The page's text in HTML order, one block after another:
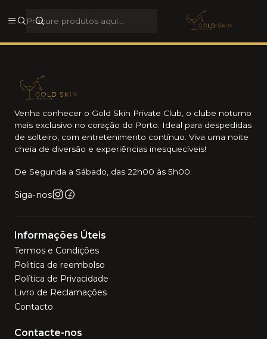
Rua Galerias de Paris, 44, 4050-284, Porto, Porto, Portugal
Venha conhecer o Gold Skin Private Club, o clube noturno
mais exclusivo no coração do Porto. Ideal para despedidas
de solteiro, com entretenimento contínuo. Viva uma noite
cheia de diversão e experiências inesquecíveis!
De Segunda a Sábado, das 22h00 às 5h00.
Siga-nos
Informações Úteis
Termos e Condições
Politica de reembolso
Política de Privacidade
Livro de Reclamações
Contacto
Contacte-nos